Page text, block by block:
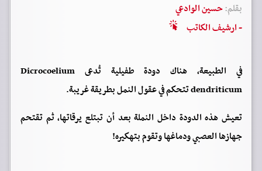
بقلم:حسين الوادعي
- ارشيف الكاتب
في الطبيعة، هناك دودة طفيلية تُدعى Dicrocoelium
dendriticum تتحكم في عقول النمل بطريقة غريبة.
تعيش هذه الدودة داخل النملة بعد أن تبتلع يرقاتها، ثم تقتحم
جهازها العصبي ودماغها وتقوم بتهكيره!